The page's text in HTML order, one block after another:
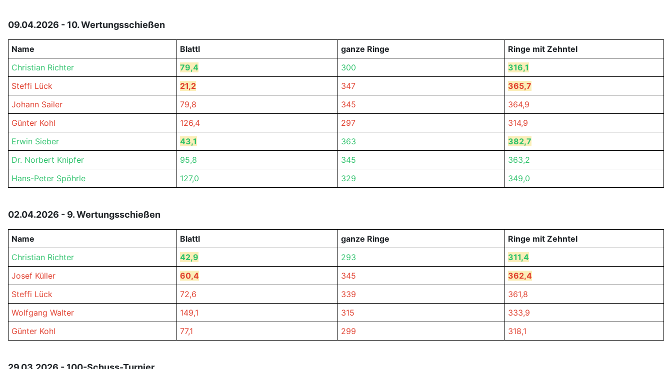
09.04.2026 - 10. Wertungsschießen
Name Blattl ganze Ringe
Ringe mit Zehntel
Christian Richter
79,4 300
316,1
Steffi Lück
21,2 347
365,7
Johann Sailer
79,8 345
364,9
Günter Kohl
126,4 297
314,9
Erwin Sieber
43,1 363
382,7
Dr. Norbert Knipfer
95,8 345
363,2
Hans-Peter Spöhrle
127,0 329 349,0
02.04.2026 - 9. Wertungsschießen
Name Blattl ganze Ringe
Ringe mit Zehntel
Christian Richter
42,9 293
311,4
Josef Küller
60,4 345
362,4
Steffi Lück
72,6 339
361,8
Wolfgang Walter
149,1 315
333,9
Günter Kohl
77,1 299 318,1